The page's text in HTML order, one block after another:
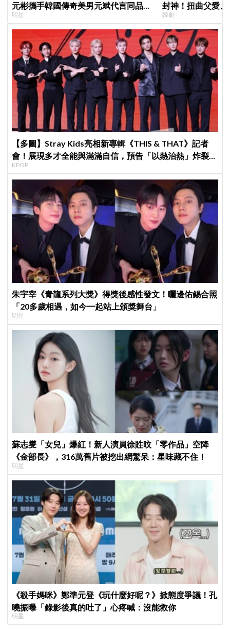
元彬攜手韓國傳奇美男元斌代言同品
牌，韓網瘋喊：兩個帥哥來了！
明星
封神！扭曲父愛
毛骨悚然
韓劇
【多圖】Stray Kids亮相新專輯《THIS & THAT》記者
會！展現多才全能與滿滿自信，預告「以熱治熱」炸裂夏
日音樂圈
KPOP
朱宇宰《青龍系列大獎》得獎後感性發文！曬邊佑錫合照
「20多歲相遇，如今一起站上頒獎舞台」
明星
蘇志燮「女兒」爆紅！新人演員徐貹旼「零作品」空降
《金部長》，316萬舊片被挖出網驚呆：星味藏不住！
明星
《殺手媽咪》鄭準元登《玩什麼好呢？》掀態度爭議！孔
曉振曝「錄影後真的吐了」心疼喊：沒能救你
明星